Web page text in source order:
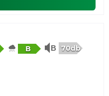
B 70db